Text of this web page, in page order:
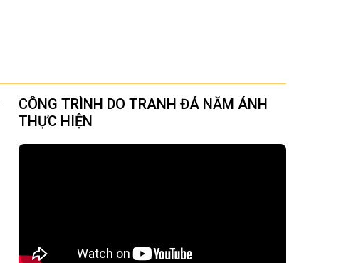
CÔNG TRÌNH DO TRANH ĐÁ NĂM ÁNH
THỰC HIỆN